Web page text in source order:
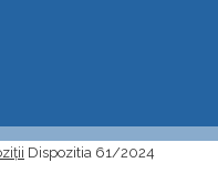
Dispozitia 61/2024